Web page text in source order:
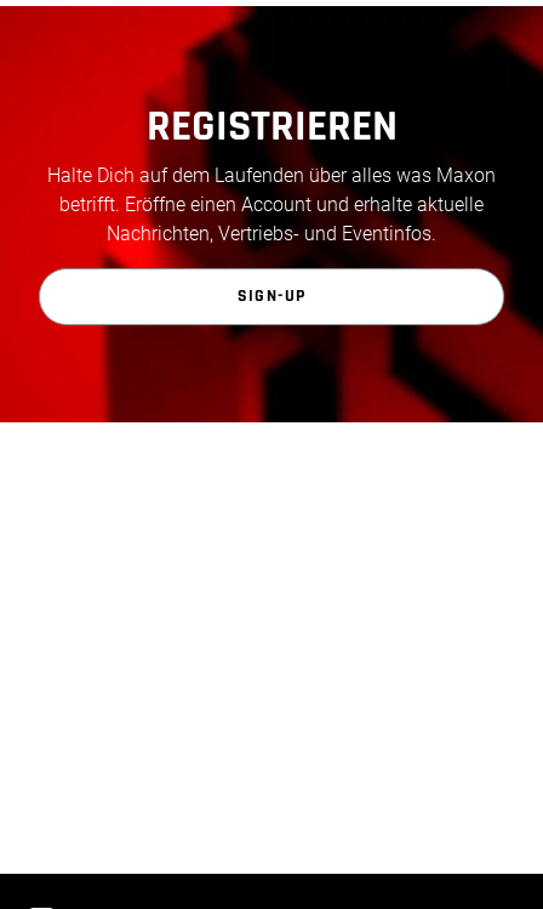
REGISTRIEREN
Halte Dich auf dem Laufenden über alles was Maxon
betrifft. Eröffne einen Account und erhalte aktuelle
Nachrichten, Vertriebs- und Eventinfos.
SIGN-UP